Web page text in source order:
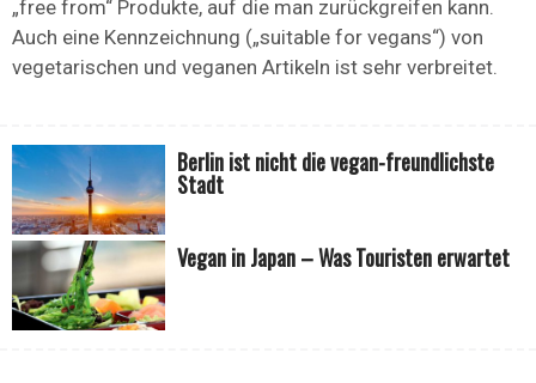
„free from“ Produkte, auf die man zurückgreifen kann.
Auch eine Kennzeichnung („suitable for vegans“) von
vegetarischen und veganen Artikeln ist sehr verbreitet.
Berlin ist nicht die vegan-freundlichste
Stadt
Vegan in Japan – Was Touristen erwartet